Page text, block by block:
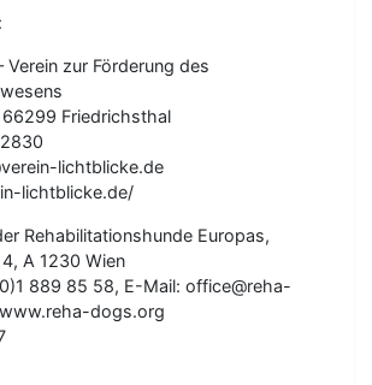
Verein zur Förderung des
Friedrichsthal
lichtblicke.de
lichtblicke.de/
Rehabilitationshunde Europas,
A 1230 Wien
889 85 58, E-Mail: office@reha-
dogs.org